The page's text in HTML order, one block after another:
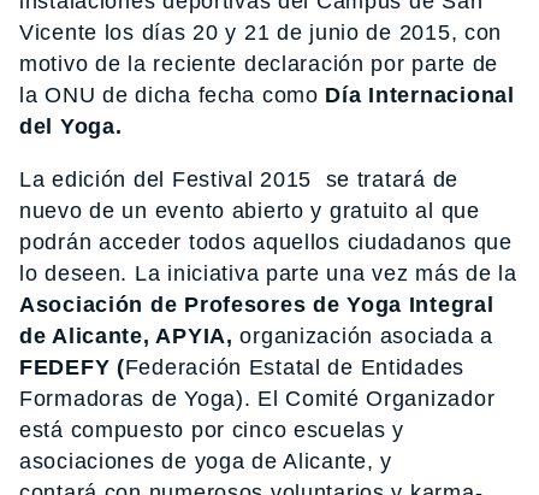
Vicente los días 20 y 21 de junio de 2015, con
motivo de la reciente declaración por parte de
la ONU de dicha fecha como Día Internacional
del Yoga.
La edición del Festival 2015 se tratará de
nuevo de un evento abierto y gratuito al que
podrán acceder todos aquellos ciudadanos que
lo deseen. La iniciativa parte una vez más de la
Asociación de Profesores de Yoga Integral
de Alicante, APYIA, organización asociada a
FEDEFY (Federación Estatal de Entidades
Formadoras de Yoga). El Comité Organizador
está compuesto por cinco escuelas y
asociaciones de yoga de Alicante, y